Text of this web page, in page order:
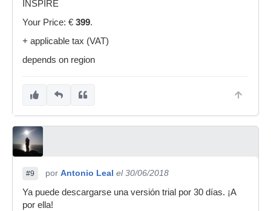
INSPIRE
Your Price: € 399.
+ applicable tax (VAT)
depends on region
#9 por Antonio Leal el 30/06/2018
Ya puede descargarse una versión trial por 30 días. ¡A
por ella!